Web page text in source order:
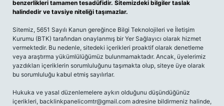
benzerlikleri tamamen tesadüfidir. Sitemizdeki bilgiler taslak
halindedir ve tavsiye niteliği taşımazlar.
Sitemiz, 5651 Sayılı Kanun gereğince Bilgi Teknolojileri ve İletişim
Kurumu (BTK) tarafından onaylanmış bir Yer Sağlayıcı olarak hizmet
vermektedir. Bu nedenle, sitedeki içerikleri proaktif olarak denetleme
veya araştırma yükümlülüğümüz bulunmamaktadır. Ancak, üyelerimiz
yazdıkları içeriklerin sorumluluğunu taşımakta olup, siteye üye olarak
bu sorumluluğu kabul etmiş sayılırlar.
Hukuka ve yasal düzenlemelere aykırı olduğunu düşündüğünüz
içerikleri, backlinkpanelicomtr@gmail.com adresine bildirmeniz halinde,